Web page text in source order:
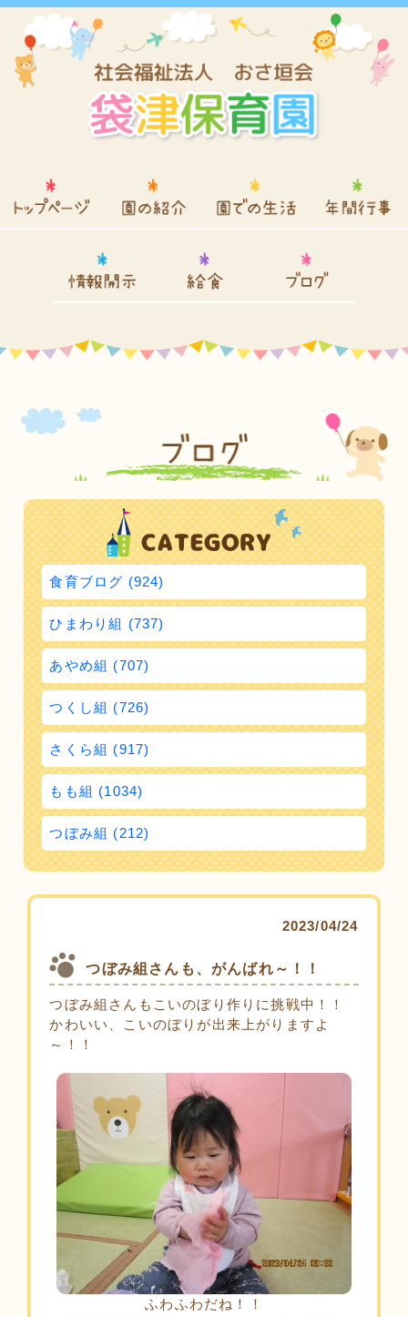
食育ブログ (924)
ひまわり組 (737)
あやめ組 (707)
つくし組 (726)
さくら組 (917)
もも組 (1034)
つぼみ組 (212)
2023/04/24
つぼみ組さんも、がんばれ～！！
つぼみ組さんもこいのぼり作りに挑戦中！！
かわいい、こいのぼりが出来上がりますよ
～！！
ふわふわだね！！